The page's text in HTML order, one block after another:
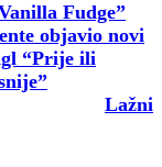
Fudge”
objavio novi
“Prije ili
Lažni